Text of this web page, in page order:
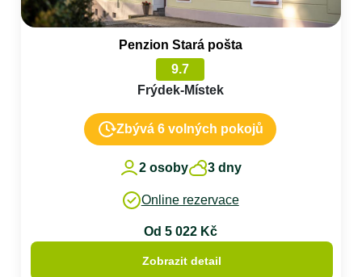
Penzion Stará pošta
9.7
Frýdek-Místek
Zbývá 6 volných pokojů
2 osoby 3 dny
Online rezervace
Od 5 022 Kč
Zobrazit detail